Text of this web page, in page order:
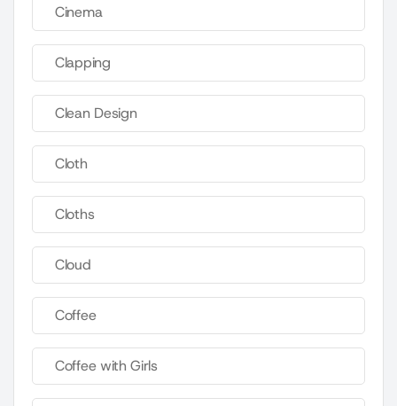
Cinema
Clapping
Clean Design
Cloth
Cloths
Cloud
Coffee
Coffee with Girls